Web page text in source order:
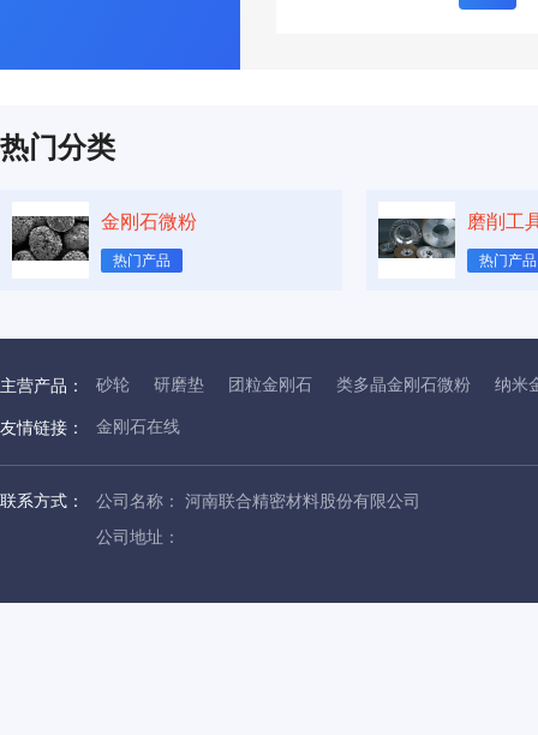
热门分类
金刚石微粉
热门产品
磨削工
热门产品
主营产品： 砂轮 研磨垫 团粒金刚石 类多晶金刚石微粉 纳米
友情链接： 金刚石在线
联系方式：
公司名称： 河南联合精密材料股份有限公司
公司地址：